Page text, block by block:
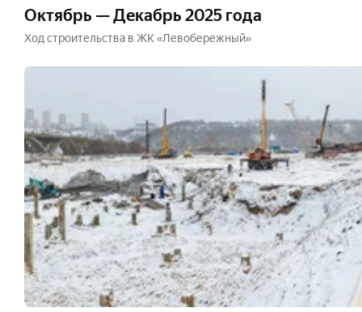
Октябрь — Декабрь 2025 года
Ход строительства в ЖК «Левобережный»